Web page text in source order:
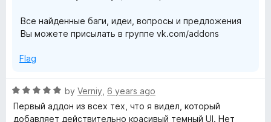
Все найденные баги, идеи, вопросы и предложения
Вы можете присылать в группе vk.com/addons
Flag
R
a
by Verniy 6 years ago
Первый аддон из всех тех, что я видел, который
добавляет действительно красивый темный UI. Нет